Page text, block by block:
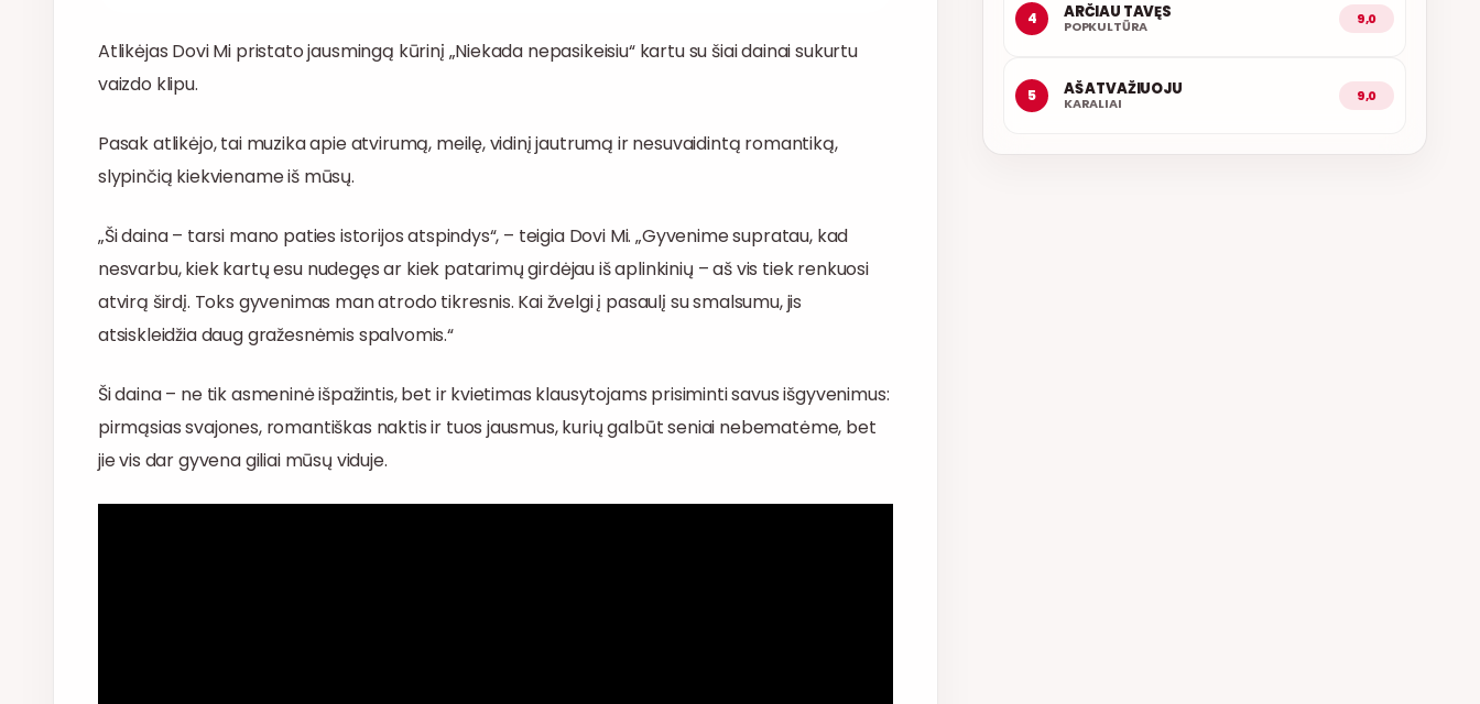
Atlikėjas Dovi Mi pristato jausmingą kūrinį „Niekada nepasikeisiu“ kartu su šiai dainai sukurtu
vaizdo klipu.
Pasak atlikėjo, tai muzika apie atvirumą, meilę, vidinį jautrumą ir nesuvaidintą romantiką,
slypinčią kiekviename iš mūsų.
„Ši daina – tarsi mano paties istorijos atspindys“, – teigia Dovi Mi. „Gyvenime supratau, kad
nesvarbu, kiek kartų esu nudegęs ar kiek patarimų girdėjau iš aplinkinių – aš vis tiek renkuosi
atvirą širdį. Toks gyvenimas man atrodo tikresnis. Kai žvelgi į pasaulį su smalsumu, jis
atsiskleidžia daug gražesnėmis spalvomis.“
Ši daina – ne tik asmeninė išpažintis, bet ir kvietimas klausytojams prisiminti savus išgyvenimus:
pirmąsias svajones, romantiškas naktis ir tuos jausmus, kurių galbūt seniai nebematėme, bet
jie vis dar gyvena giliai mūsų viduje.
4 ARČIAU TAVĘS
POPKULTŪRA 9,0
5 AŠ ATVAŽIUOJU
KARALIAI 9,0